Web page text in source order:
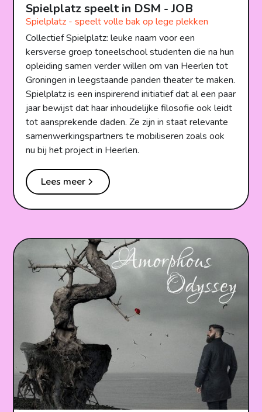
Spielplatz speelt in DSM - JOB
Spielplatz - speelt volle bak op lege plekken
Collectief Spielplatz: leuke naam voor een
kersverse groep toneelschool studenten die na hun
opleiding samen verder willen om van Heerlen tot
Groningen in leegstaande panden theater te maken.
Spielplatz is een inspirerend initiatief dat al een paar
jaar bewijst dat haar inhoudelijke filosofie ook leidt
tot aansprekende daden. Ze zijn in staat relevante
samenwerkingspartners te mobiliseren zoals ook
nu bij het project in Heerlen.
Lees meer